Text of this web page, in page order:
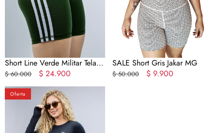
Short Line Verde Militar Tela
Gruesa MS
Precio
regular
$ 60.000
Precio
en
oferta
$ 24.900
SALE Short Gris Jakar MG
Precio
$ 50.000
Precio
$ 9.900
Set
Vital
Oferta